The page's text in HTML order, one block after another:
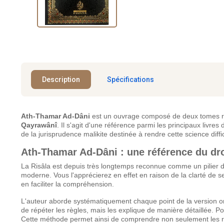
Description Spécifications
Ath-Thamar Ad-Dâni est un ouvrage composé de deux
Qayrawânî. Il s'agit d'une référence parmi les principaux
de la jurisprudence malikite destinée à rendre cette science
Ath-Thamar Ad-Dâni : une référence du
La Risâla est depuis très longtemps reconnue comme un pilier
moderne. Vous l'apprécierez en effet en raison de la clarté de
en faciliter la compréhension.
L'auteur aborde systématiquement chaque point de la version
de répéter les règles, mais les explique de manière détaillée.
Cette méthode permet ainsi de comprendre non seulement les